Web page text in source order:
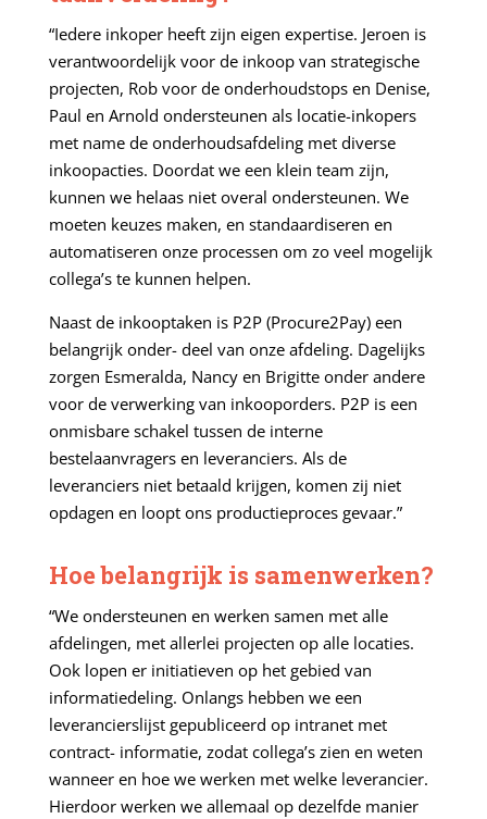
“Iedere inkoper heeft zijn eigen expertise. Jeroen is
verantwoordelijk voor de inkoop van strategische
projecten, Rob voor de onderhoudstops en Denise,
Paul en Arnold ondersteunen als locatie-inkopers
met name de onderhoudsafdeling met diverse
inkoopacties. Doordat we een klein team zijn,
kunnen we helaas niet overal ondersteunen. We
moeten keuzes maken, en standaardiseren en
automatiseren onze processen om zo veel mogelijk
collega’s te kunnen helpen.
Naast de inkooptaken is P2P (Procure2Pay) een
belangrijk onder- deel van onze afdeling. Dagelijks
zorgen Esmeralda, Nancy en Brigitte onder andere
voor de verwerking van inkooporders. P2P is een
onmisbare schakel tussen de interne
bestelaanvragers en leveranciers. Als de
leveranciers niet betaald krijgen, komen zij niet
opdagen en loopt ons productieproces gevaar.”
Hoe belangrijk is samenwerken?
“We ondersteunen en werken samen met alle
afdelingen, met allerlei projecten op alle locaties.
Ook lopen er initiatieven op het gebied van
informatiedeling. Onlangs hebben we een
leverancierslijst gepubliceerd op intranet met
contract- informatie, zodat collega’s zien en weten
wanneer en hoe we werken met welke leverancier.
Hierdoor werken we allemaal op dezelfde manier